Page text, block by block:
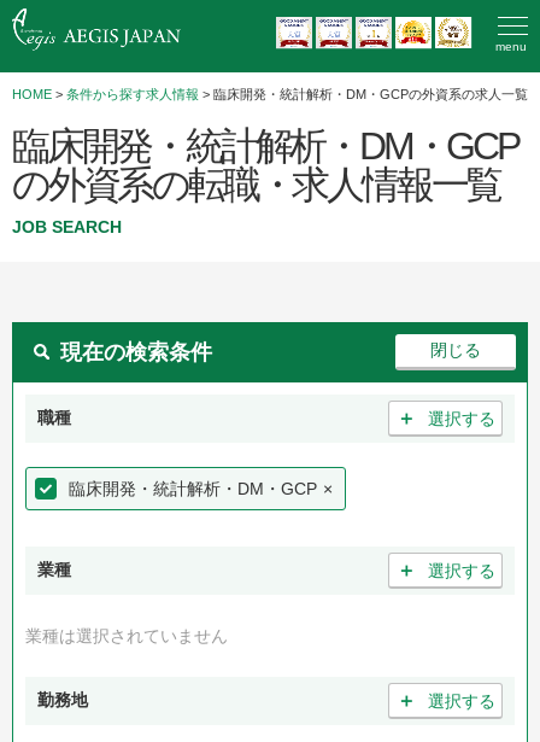
menu
HOME > 条件から探す求人情報 > 臨床開発・統計解析・DM・GCPの外資系の求人一覧
臨床開発・統計解析・DM・GCP
の外資系の転職・求人情報一覧
JOB SEARCH
現在の検索条件
職種 ＋ 選択する
臨床開発・統計解析・DM・GCP ×
業種 ＋ 選択する
業種は選択されていません
勤務地 ＋ 選択する